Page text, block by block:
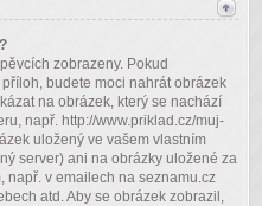
zobrazeny. Pokud
budete moci nahrát obrázek
na obrázek, který se nachází
např. http://www.priklad.cz/muj-
uložený ve vašem vlastním
server) ani na obrázky uložené za
např. v emailech na seznamu.cz
atd. Aby se obrázek zobrazil,